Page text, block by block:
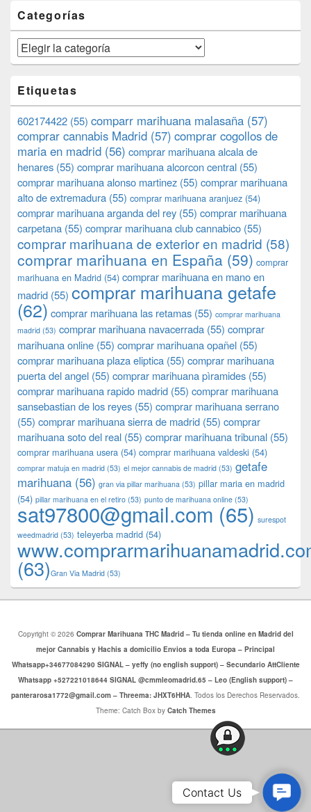
Categorías
Categorías
Etiquetas
602174422 (55) comparr marihuana malasaña (57)
comprar cannabis Madrid (57) comprar cogollos de
maria en madrid (56) comprar marihuana alcala de
henares (55) comprar marihuana alcorcon central (55)
comprar marihuana alonso martinez (55) comprar marihuana
alto de extremadura (55) comprar marihuana aranjuez (54)
comprar marihuana arganda del rey (55) comprar marihuana
carpetana (55) comprar marihuana club cannabico (55)
comprar marihuana de exterior en madrid (58)
comprar marihuana en España (59) comprar
marihuana en Madrid (54) comprar marihuana en mano en
madrid (55) comprar marihuana getafe
(62) comprar marihuana las retamas (55) comprar marihuana
madrid (53) comprar marihuana navacerrada (55) comprar
marihuana online (55) comprar marihuana opañel (55)
comprar marihuana plaza eliptica (55) comprar marihuana
puerta del angel (55) comprar marihuana pìramides (55)
comprar marihuana rapido madrid (55) comprar marihuana
sansebastian de los reyes (55) comprar marihuana serrano
(55) comprar marihuana sierra de madrid (55) comprar
marihuana soto del real (55) comprar marihuana tribunal (55)
comprar marihuana usera (54) comprar marihuana valdeski (54)
comprar matuja en madrid (53) el mejor cannabis de madrid (53) getafe
marihuana (56) gran via pillar marihuana (53) pillar maria en madrid
(54) pillar marihuana en el retiro (53) punto de marihuana online (53)
sat97800@gmail.com (65) surespot
weedmadrid (53) teleyerba madrid (54)
(63)​​Gran Via Madrid (53)
Copyright © 2026 Comprar Marihuana THC Madrid – Tu tienda online en Madrid del
mejor Cannabis y Hachis a domicilio Envios a toda Europa – Principal
Whatsapp+34677084290 SIGNAL – yeffy (no english support) – Secundario AttCliente
Whatsapp +527221018644 SIGNAL @cmmleomadrid.65 – Leo (English support) –
panterarosa1772@gmail.com – Threema: JHXT6HHA. Todos los Derechos Reservados.
Theme: Catch Box by Catch Themes
Us
Contact Us